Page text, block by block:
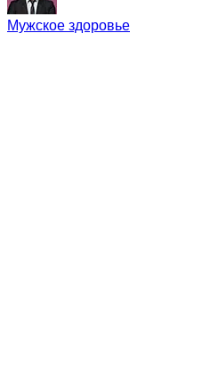
Мужское здоровье